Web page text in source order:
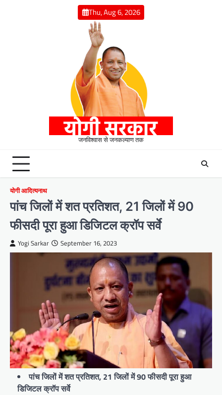
Thu, Aug 6, 2026
जनविश्वास से जनकल्याण तक
योगी आदित्यनाथ
पांच जिलों में शत प्रतिशत, 21 जिलों में 90
फीसदी पूरा हुआ डिजिटल क्रॉप सर्वे
Yogi Sarkar September 16, 2023
पांच जिलों में शत प्रतिशत, 21 जिलों में 90 फीसदी पूरा हुआ
डिजिटल क्रॉप सर्वे